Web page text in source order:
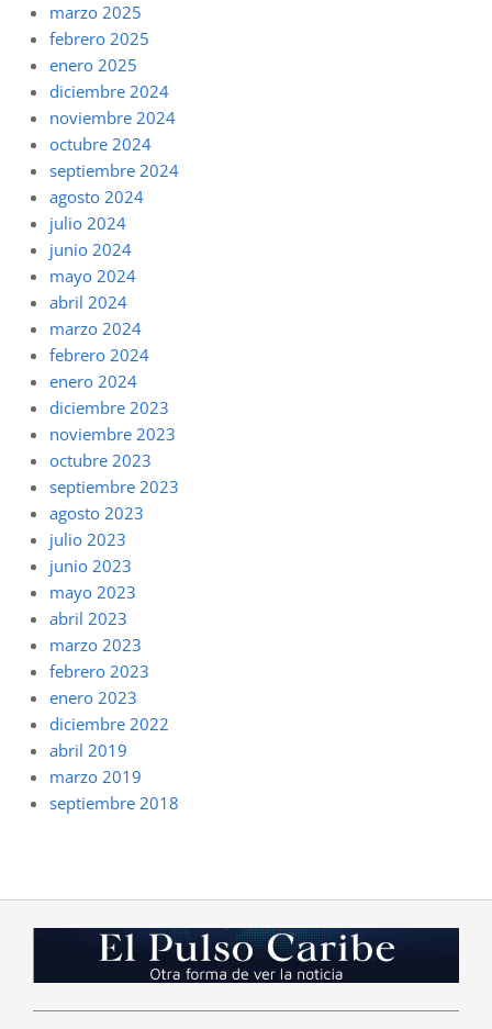
marzo 2025
febrero 2025
enero 2025
diciembre 2024
noviembre 2024
octubre 2024
septiembre 2024
agosto 2024
julio 2024
junio 2024
mayo 2024
abril 2024
marzo 2024
febrero 2024
enero 2024
diciembre 2023
noviembre 2023
octubre 2023
septiembre 2023
agosto 2023
julio 2023
junio 2023
mayo 2023
abril 2023
marzo 2023
febrero 2023
enero 2023
diciembre 2022
abril 2019
marzo 2019
septiembre 2018